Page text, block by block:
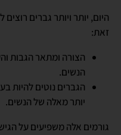
היום, יותר ויותר גברים
זאת:
הצורה ומתאר הגבות
הנשים.
הגברים נוטים להיות
יותר מאלה של הנשים.
גורמים אלה משפיעים על